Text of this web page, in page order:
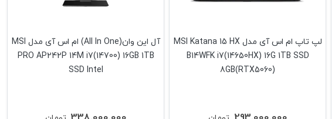
لپ تاپ ام اس آی مدل MSI Katana 15 HX
B14WFK i7(14650HX) 16G 1TB SSD
8GB(RTX5060)
آل این وان(All In One) ام اس آی مدل MSI
PRO AP242P 14M i7(14700) 16GB 1TB
SSD Intel